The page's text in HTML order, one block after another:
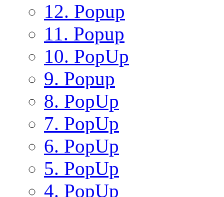
12. Popup
11. Popup
10. PopUp
9. Popup
8. PopUp
7. PopUp
6. PopUp
5. PopUp
4. PopUp